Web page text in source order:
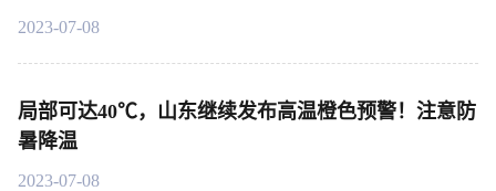
2023-07-08
局部可达40℃，山东继续发布高温橙色预警！注意防
暑降温
2023-07-08